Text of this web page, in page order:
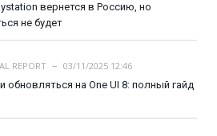
вернется в Россию, но
не будет
REPORT
03/11/2025 12:46
обновляться на One UI 8: полный гайд